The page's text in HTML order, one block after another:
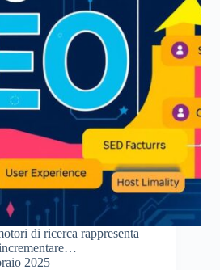
di ricerca rappresenta
2025